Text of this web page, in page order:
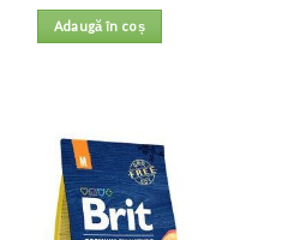
Adaugă în coș